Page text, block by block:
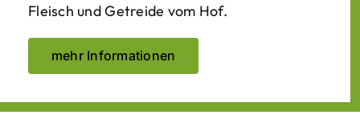
Fleisch und Getreide vom Hof.
mehr Informationen